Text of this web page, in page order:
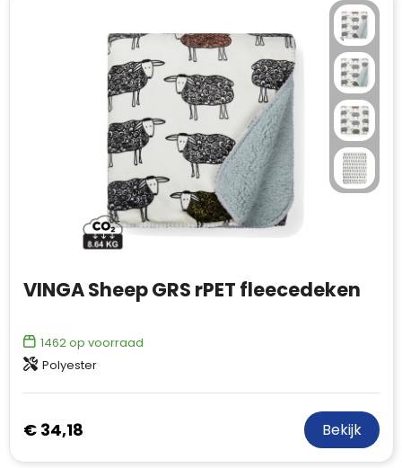
VINGA Sheep GRS rPET fleecedeken
1462op voorraad
Polyester
€ 34,18 Bekijk